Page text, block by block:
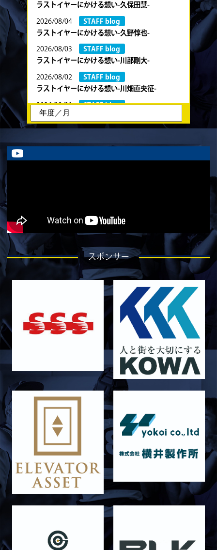
ラストイヤーにかける想い-久保田慧-
2026/08/04
STAFF blog
ラストイヤーにかける想い-久野惇也-
2026/08/03
STAFF blog
ラストイヤーにかける想い-川部剛大-
2026/08/02
STAFF blog
ラストイヤーにかける想い-川畑直央征-
2026/08/01
STAFF blog
ラストイヤーにかける想い-香山創祐-
ラストイヤーにかける想い-金本亮斗-
2026/07/30
STAFF blog
2026/07/27
STAFF blog
2026/07/25
STAFF blog
ラストイヤーにかける想い-芦塚悠大-
STAFF blog
ラストイヤーにかける想い-青田宗久-
6月27日 朝日大学戦
2026/06/26
STAFF blog
【Rits Familyのバトン】vol. 2 稲西輝紀
STAFF blog
2026/06/19
STAFF blog
6月20日 花園大学
2026/06/16
6月14日 島津製作所
2026/06/16
STAFF blog
6月13日 名城大学
2026/06/12
STAFF blog
【Rits Familyのバトン】vol. 1 北村瞬太郎
STAFF blog
【「イヤーブック2026」にお名前を掲載／サポ
2026/05/31
STAFF blog
5月31日 関西学院大学AB
スポンサー